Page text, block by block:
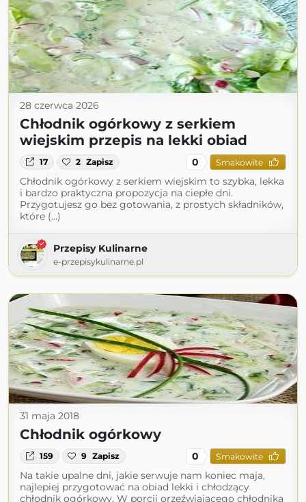
28 czerwca 2026
Chłodnik ogórkowy z serkiem
wiejskim przepis na lekki obiad
17 2 Zapisz 0 Smakowite
Chłodnik ogórkowy z serkiem wiejskim to szybka, lekka
i bardzo praktyczna propozycja na ciepłe dni.
Przygotujesz go bez gotowania, z prostych składników,
które (...)
Przepisy Kulinarne
e-przepisykulinarne.pl
31 maja 2018
Chłodnik ogórkowy
159 9 Zapisz 0 Smakowite
Na takie upalne dni, jakie serwuje nam koniec maja,
najlepiej przygotować na obiad lekki i chłodzący
chłodnik ogórkowy. W porcji orzeźwiającego chłodnika